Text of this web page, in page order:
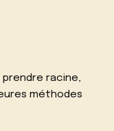
racine,
méthodes